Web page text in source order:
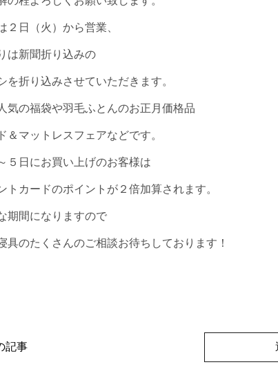
２日（火）から営業、
は新聞折り込みの
を折り込みさせていただきます。
気の福袋や羽毛ふとんのお正月価格品
＆マットレスフェアなどです。
５日にお買い上げのお客様は
トカードのポイントが２倍加算されます。
期間になりますので
具のたくさんのご相談お待ちしております！
記事